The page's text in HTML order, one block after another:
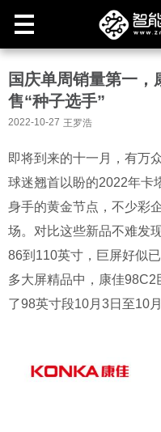
国庆单周销量第一
售“种子选手”
2022-10-27 王罗浩
即将到来的十一月，有万
球迷翘首以盼的2022年卡
身手的黄金节点，不少彩
场。对比这些新品不难发
86到110英寸，巨屏好似
多大屏精品中，康佳
了98英寸段10月3日至10